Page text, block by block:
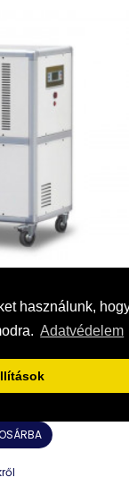
használunk,
Adatvédelem
párátlanító max.
Ft